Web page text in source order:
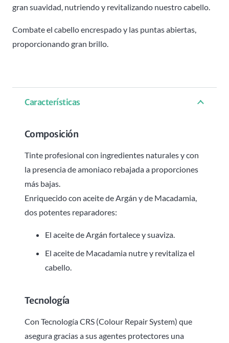
gran suavidad, nutriendo y revitalizando nuestro cabello.
Combate el cabello encrespado y las puntas abiertas,
proporcionando gran brillo.
Características
Composición
Tinte profesional con ingredientes naturales y con
la presencia de amoniaco rebajada a proporciones
más bajas.
Enriquecido con aceite de Argán y de Macadamia,
dos potentes reparadores:
El aceite de Argán fortalece y suaviza.
El aceite de Macadamia nutre y revitaliza el
cabello.
Tecnología
Con Tecnología CRS (Colour Repair System) que
asegura gracias a sus agentes protectores una